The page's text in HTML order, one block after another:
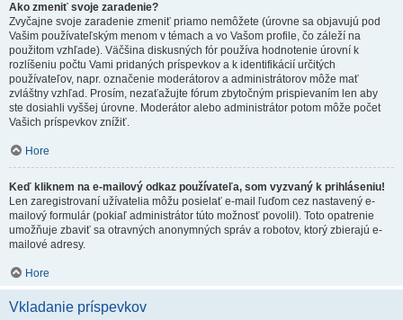
Ako zmeniť svoje zaradenie?
Zvyčajne svoje zaradenie zmeniť priamo nemôžete (úrovne sa objavujú pod
Vašim používateľským menom v témach a vo Vašom profile, čo záleží na
použitom vzhľade). Väčšina diskusných fór používa hodnotenie úrovní k
rozlíšeniu počtu Vami pridaných príspevkov a k identifikácií určitých
používateľov, napr. označenie moderátorov a administrátorov môže mať
zvláštny vzhľad. Prosím, nezaťažujte fórum zbytočným prispievaním len aby
ste dosiahli vyššej úrovne. Moderátor alebo administrátor potom môže počet
Vašich príspevkov znížiť.
Hore
Keď kliknem na e-mailový odkaz používateľa, som vyzvaný k prihláseniu!
Len zaregistrovaní užívatelia môžu posielať e-mail ľuďom cez nastavený e-
mailový formulár (pokiaľ administrátor túto možnosť povolil). Toto opatrenie
umožňuje zbaviť sa otravných anonymných správ a robotov, ktorý zbierajú e-
mailové adresy.
Hore
Vkladanie príspevkov